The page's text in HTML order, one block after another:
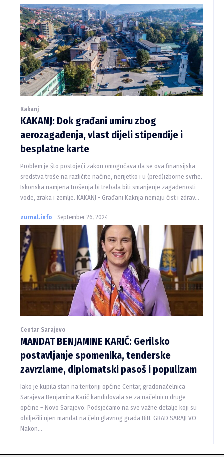
Kakanj
KAKANJ: Dok građani umiru zbog
aerozagađenja, vlast dijeli stipendije i
besplatne karte
Problem je što postojeći zakon omogućava da se ova finansijska
sredstva troše na različite načine, nerijetko i u (pred)izborne svrhe.
Iskonska namjena trošenja bi trebala biti smanjenje zagađenosti
vode, zraka i zemlje. KAKANJ - Građani Kaknja nemaju čist i zdrav...
zurnal.info - September 26, 2024
Centar Sarajevo
MANDAT BENJAMINE KARIĆ: Gerilsko
postavljanje spomenika, tenderske
zavrzlame, diplomatski pasoš i populizam
Iako je kupila stan na teritoriji općine Centar, gradonačelnica
Sarajeva Benjamina Karić kandidovala se za načelnicu druge
općine – Novo Sarajevo. Podsjećamo na sve važne detalje koji su
obilježili njen mandat na čelu glavnog grada BiH. GRAD SARAJEVO -
Nakon...